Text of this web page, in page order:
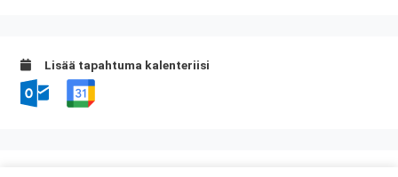
Lisää tapahtuma kalenteriisi